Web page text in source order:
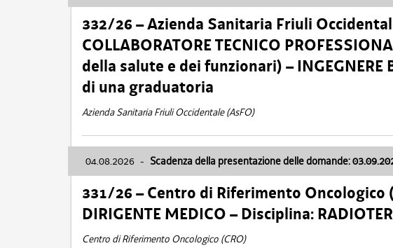
332/26 – Azienda Sanitaria Friuli
COLLABORATORE TECNICO
della salute e dei funzionari) – INGEGNERE
di una graduatoria
Azienda Sanitaria Friuli Occidentale (AsFO)
04.08.2026 - Scadenza della presentazione delle domande:
331/26 – Centro di Riferimento Oncologico
DIRIGENTE MEDICO – Disciplina:
Centro di Riferimento Oncologico (CRO)